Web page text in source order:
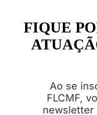
FIQUE
Ao se
FLCMF,
newsletter